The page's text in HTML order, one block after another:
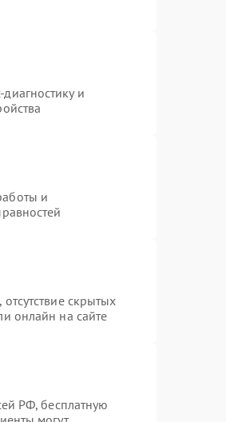
и
и
скрытых
онлайн на сайте
РФ, бесплатную